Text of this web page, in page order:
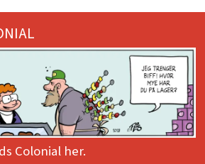
Colonial her.